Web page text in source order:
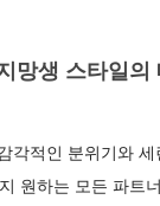
망생 스타일
각적인 분위기와
원하는 모든 파트